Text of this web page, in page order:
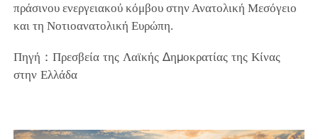
πράσινου ενεργειακού κόμβου στην Ανατολική Μεσόγειο
και τη Νοτιοανατολική Ευρώπη.
Πηγή：Πρεσβεία της Λαϊκής Δημοκρατίας της Κίνας
στην Ελλάδα